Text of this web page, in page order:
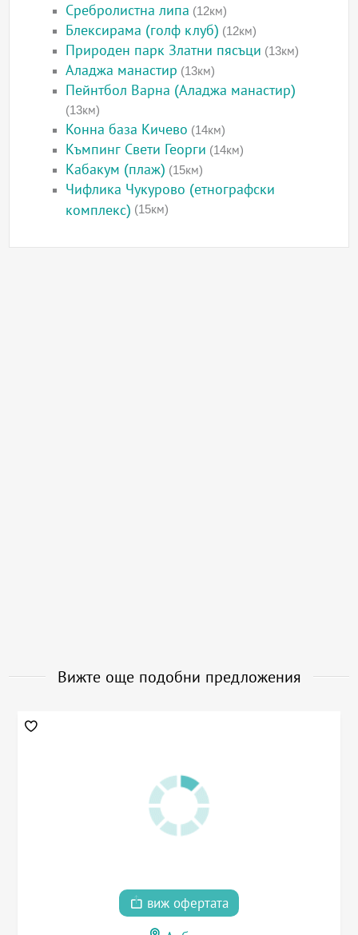
Сребролистна липа (12км)
Блексирама (голф клуб) (12км)
Природен парк Златни пясъци (13км)
Аладжа манастир (13км)
Пейнтбол Варна (Аладжа манастир)
(13км)
Конна база Кичево (14км)
Къмпинг Свети Георги (14км)
Кабакум (плаж) (15км)
Чифлика Чукурово (етнографски
комплекс) (15км)
Вижте още подобни предложения
виж офертата